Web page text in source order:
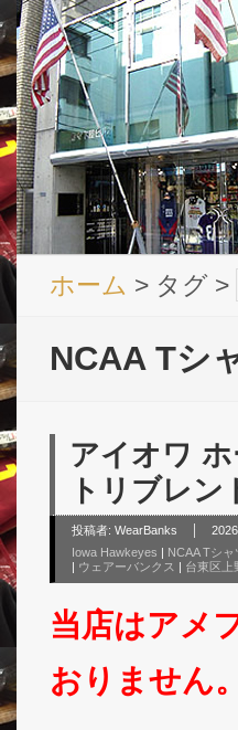
ホーム > タグ >
NCAA Tシ
アイオワ
トリブレ
投稿者: WearBanks
Iowa Hawkeyes | NCAA Tシャ
| ウェアーバンクス | 台東区上
当店はアメ
おりません。